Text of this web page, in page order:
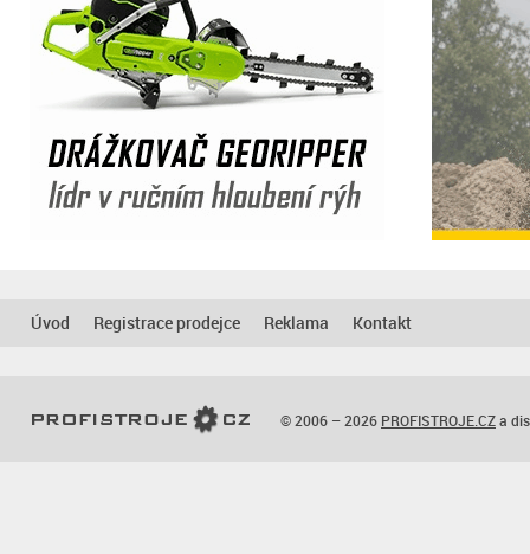
Úvod Registrace prodejce Reklama Kontakt
© 2006 – 2026 PROFISTROJE.CZa